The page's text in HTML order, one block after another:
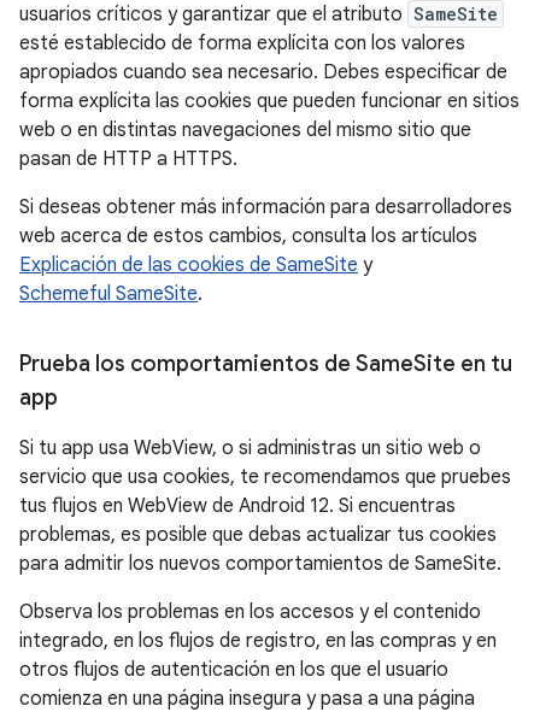
usuarios críticos y garantizar que el atributo SameSite
esté establecido de forma explícita con los valores
apropiados cuando sea necesario. Debes especificar de
forma explícita las cookies que pueden funcionar en sitios
web o en distintas navegaciones del mismo sitio que
pasan de HTTP a HTTPS.
Si deseas obtener más información para desarrolladores
web acerca de estos cambios, consulta los artículos
Explicación de las cookies de SameSite y
Schemeful SameSite.
Prueba los comportamientos de SameSite en tu
app
Si tu app usa WebView, o si administras un sitio web o
servicio que usa cookies, te recomendamos que pruebes
tus flujos en WebView de Android 12. Si encuentras
problemas, es posible que debas actualizar tus cookies
para admitir los nuevos comportamientos de SameSite.
Observa los problemas en los accesos y el contenido
integrado, en los flujos de registro, en las compras y en
otros flujos de autenticación en los que el usuario
comienza en una página insegura y pasa a una página